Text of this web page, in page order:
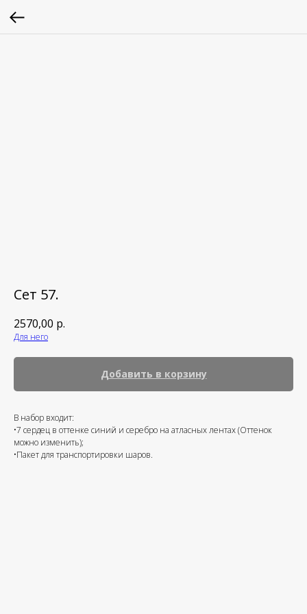
Сет 57.
2570,00 р.
Для него
Добавить в корзину
В набор входит:
•7 сердец в оттенке синий и серебро на атласных лентах (Оттенок
можно изменить);
•Пакет для транспортировки шаров.